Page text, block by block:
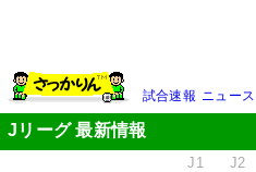
試合速報 ニュース
Jリーグ 最新情報
J1 J2